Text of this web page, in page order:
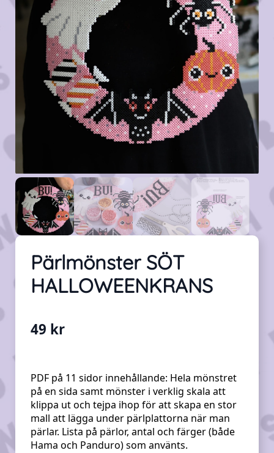
Pärlmönster SÖT
HALLOWEENKRANS
49 kr
PDF på 11 sidor innehållande: Hela mönstret
på en sida samt mönster i verklig skala att
klippa ut och tejpa ihop för att skapa en stor
mall att lägga under pärlplattorna när man
pärlar. Lista på pärlor, antal och färger (både
Hama och Panduro) som använts.